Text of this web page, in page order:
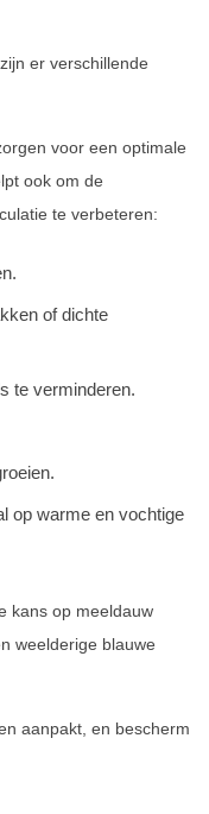
er verschillende
voor een optimale
ook om de
te verbeteren:
of dichte
te verminderen.
op warme en vochtige
kans op meeldauw
weelderige blauwe
aanpakt, en bescherm